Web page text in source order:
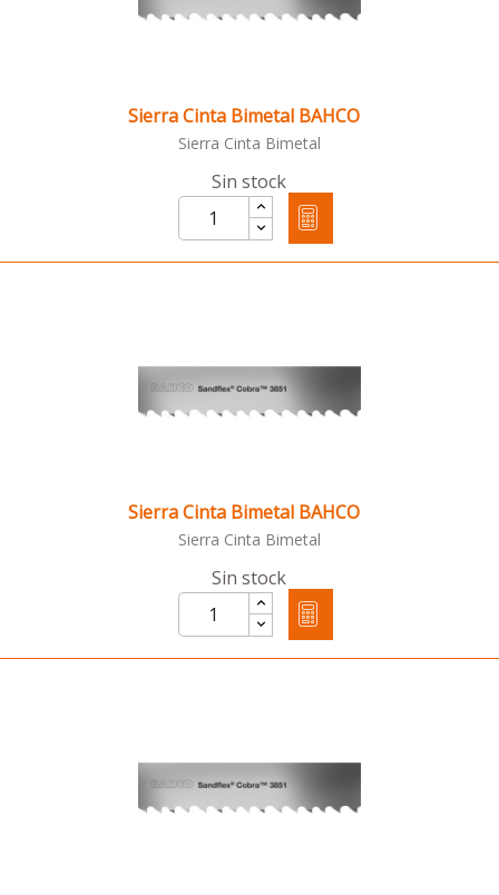
Sierra Cinta Bimetal BAHCO
Sierra Cinta Bimetal
Sin stock
Sierra Cinta Bimetal BAHCO
Sierra Cinta Bimetal
Sin stock